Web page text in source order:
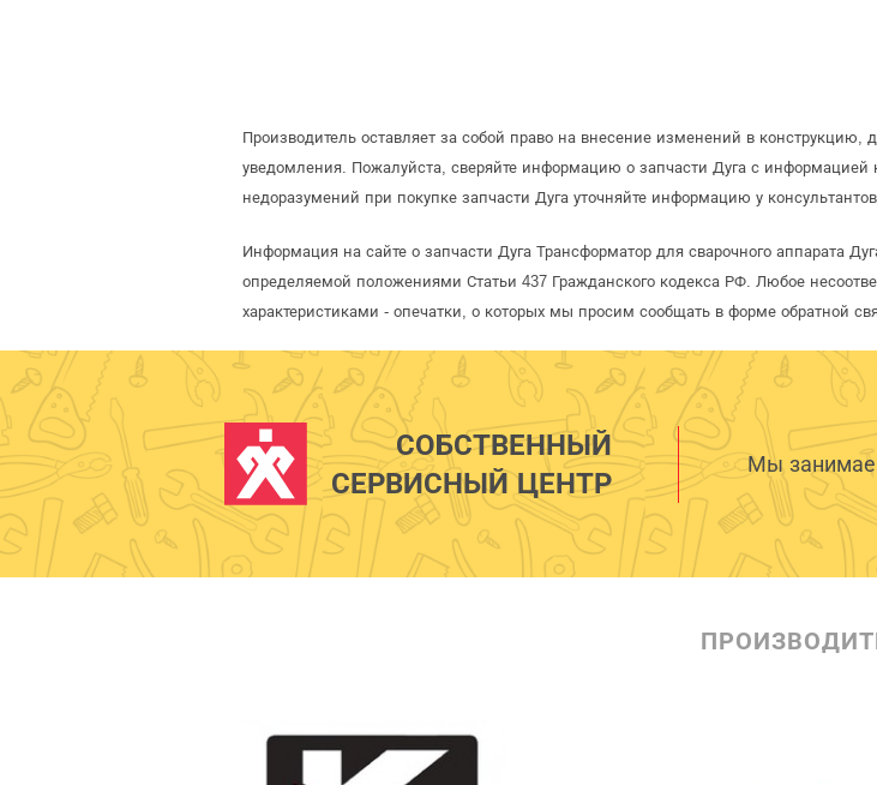
Производитель оставляет за собой право на внесение изменений в
уведомления. Пожалуйста, сверяйте информацию о запчасти Дуга с
недоразумений при покупке запчасти Дуга уточняйте информацию у
Информация на сайте о запчасти Дуга Трансформатор для сварочного аппарата
определяемой положениями Статьи 437 Гражданского кодекса РФ. Любое
характеристиками - опечатки, о которых мы просим сообщать в форме обратной
СОБСТВЕННЫЙ
СЕРВИСНЫЙ ЦЕНТР
Мы